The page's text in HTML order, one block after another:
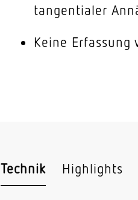
tangentialer
Keine Erfassung
Technik Highlights